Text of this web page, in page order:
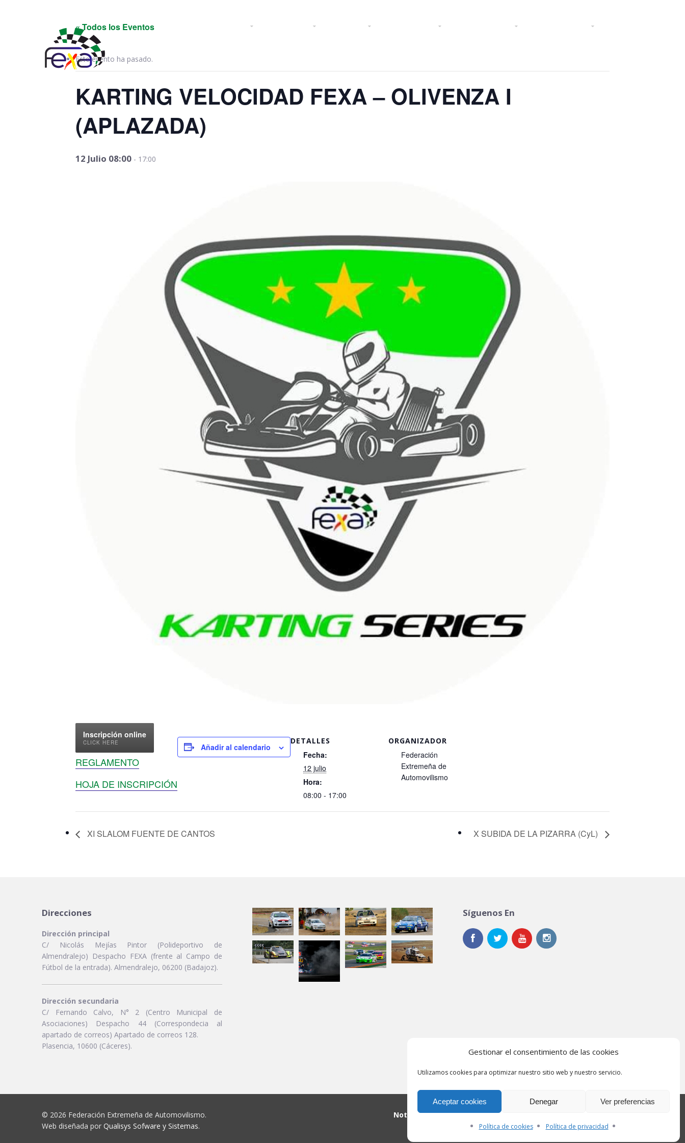
Gestionar el consentimiento de las cookies
Utilizamos cookies para optimizar nuestro sitio web y nuestro servicio.
Aceptar cookies Denegar Ver preferencias
Política de cookies Política de privacidad
« Todos los Eventos
Este evento ha pasado.
KARTING VELOCIDAD FEXA – OLIVENZA I
(APLAZADA)
12 Julio 08:00 - 17:00
Inscripción online
CLICK HERE
REGLAMENTO
HOJA DE INSCRIPCIÓN
Añadir al calendario
DETALLES
Fecha:
12 julio
Hora:
08:00 - 17:00
ORGANIZADOR
Federación
Extremeña de
Automovilismo
XI SLALOM FUENTE DE CANTOS X SUBIDA DE LA PIZARRA (CyL)
Direcciones
Dirección principal
C/ Nicolás Mejías Pintor (Polideportivo de
Almendralejo) Despacho FEXA (frente al Campo de
Fútbol de la entrada). Almendralejo, 06200 (Badajoz).
Dirección secundaria
C/ Fernando Calvo, N° 2 (Centro Municipal de
Asociaciones) Despacho 44 (Correspondecia al
apartado de correos) Apartado de correos 128.
Plasencia, 10600 (Cáceres).
Síguenos En
Noticias Contacto Política de privacidad
© 2026 Federación Extremeña de Automovilismo.
Web diseñada por Qualisys Sofware y Sistemas.